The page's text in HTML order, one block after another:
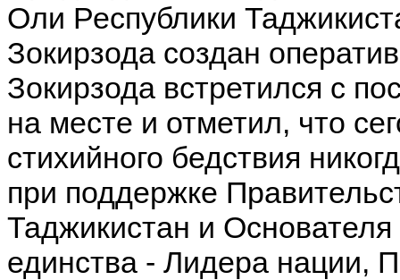
Оли Республики
Зокирзода создан
Зокирзода встретился с
на месте и отметил, что
стихийного бедствия
при поддержке
Таджикистан и
единства - Лидера нации,